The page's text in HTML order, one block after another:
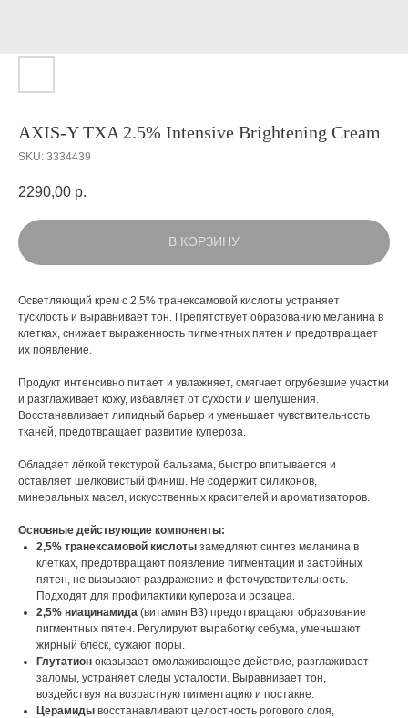
AXIS-Y TXA 2.5% Intensive Brightening Cream
SKU: 3334439
2290,00 р.
В КОРЗИНУ
Осветляющий крем с 2,5% транексамовой кислоты устраняет
тусклость и выравнивает тон. Препятствует образованию меланина в
клетках, снижает выраженность пигментных пятен и предотвращает
их появление.
Продукт интенсивно питает и увлажняет, смягчает огрубевшие участки
и разглаживает кожу, избавляет от сухости и шелушения.
Восстанавливает липидный барьер и уменьшает чувствительность
тканей, предотвращает развитие купероза.
Обладает лёгкой текстурой бальзама, быстро впитывается и
оставляет шелковистый финиш. Не содержит силиконов,
минеральных масел, искусственных красителей и ароматизаторов.
Основные действующие компоненты:
2,5% транексамовой кислоты замедляют синтез меланина в
клетках, предотвращают появление пигментации и застойных
пятен, не вызывают раздражение и фоточувствительность.
Подходят для профилактики купероза и розацеа.
2,5% ниацинамида (витамин B3) предотвращают образование
пигментных пятен. Регулируют выработку себума, уменьшают
жирный блеск, сужают поры.
Глутатион оказывает омолаживающее действие, разглаживает
заломы, устраняет следы усталости. Выравнивает тон,
воздействуя на возрастную пигментацию и постакне.
Церамиды восстанавливают целостность рогового слоя,